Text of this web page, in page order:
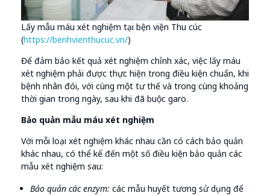
Lấy mẫu máu xét nghiệm tại bện viện Thu cúc
(https://benhvienthucuc.vn/)
Để đảm bảo kết quả xét nghiệm chỉnh xác, việc lấy máu
xét nghiệm phải được thực hiện trong điều kiện chuẩn, khi
bệnh nhân đói, với cùng một tư thế và trong cùng khoảng
thời gian trong ngày, sau khi đã buộc garo.
Bảo quản mẫu máu xét nghiệm
Với mỗi loại xét nghiệm khác nhau cần có cách bảo quản
khác nhau, có thể kể đến một số điều kiện bảo quản các
mẫu xét nghiệm sau:
Bảo quản các enzym:các mẫu huyết tương sử dụng để